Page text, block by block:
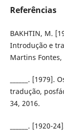
Referências
BAKHTIN, M.
Introdução e
Martins Fontes,
______.
tradução,
34, 2016.
______.